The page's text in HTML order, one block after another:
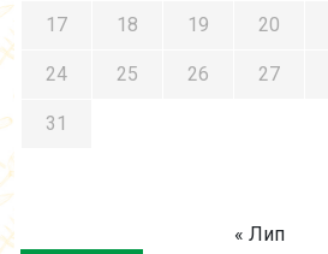
17 18 19 20
24 25 26 27
31
« Лип